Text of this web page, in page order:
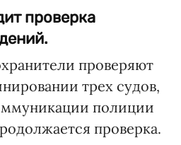
проверка
проверяют
трех судов,
полиции
проверка.